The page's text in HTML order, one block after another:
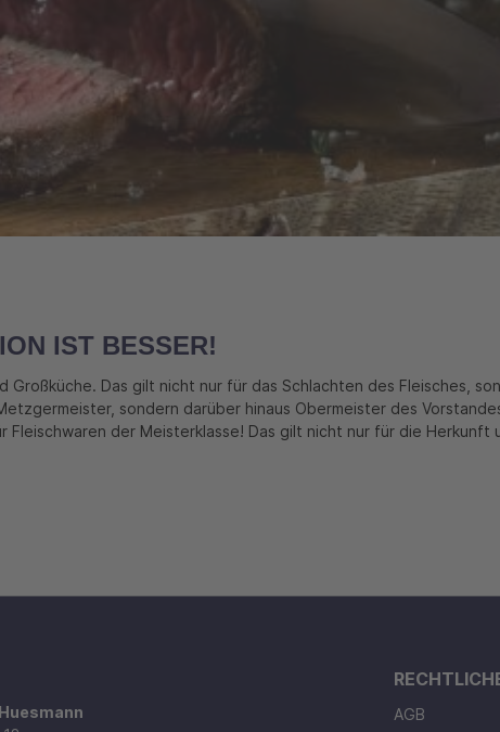
IST BESSER!
Das gilt nicht nur für das Schlachten des Fleisches,
sondern darüber hinaus Obermeister des
der Meisterklasse! Das gilt nicht nur für die Herkunft
AGB